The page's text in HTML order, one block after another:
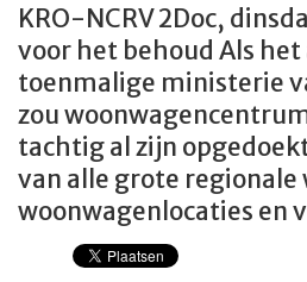
KRO-NCRV 2Doc,
voor het behoud Als
toenmalige ministerie
zou
tachtig al zijn
van alle grote
woonwagenlocaties